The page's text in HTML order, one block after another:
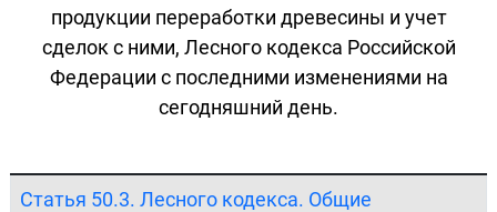
продукции переработки древесины и учет
сделок с ними, Лесного кодекса Российской
Федерации с последними изменениями на
сегодняшний день.
Статья 50.3. Лесного кодекса. Общие